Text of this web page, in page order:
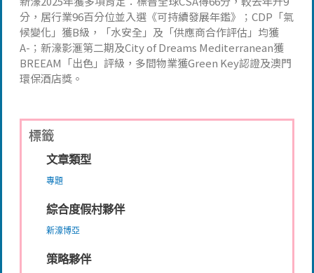
分，居行業96百分位並入選《可持續發展年鑑》；CDP「氣
候變化」獲B級，「水安全」及「供應商合作評估」均獲
A-；新濠影滙第二期及City of Dreams Mediterranean獲
BREEAM「出色」評級，多間物業獲Green Key認證及澳門
環保酒店獎。
標籤
文章類型
專題
綜合度假村夥伴
新濠博亞
策略夥伴